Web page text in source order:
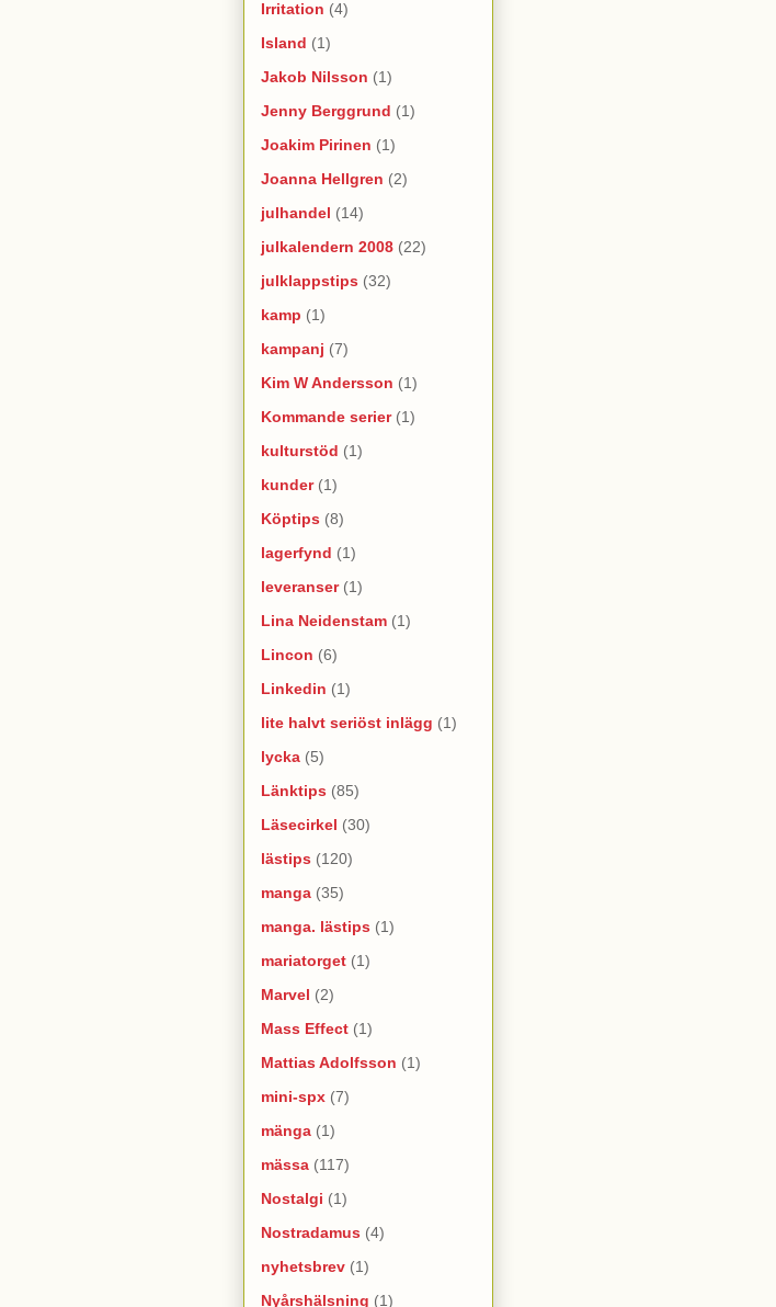
Irritation (4)
Island (1)
Jakob Nilsson (1)
Jenny Berggrund (1)
Joakim Pirinen (1)
Joanna Hellgren (2)
julhandel (14)
julkalendern 2008 (22)
julklappstips (32)
kamp (1)
kampanj (7)
Kim W Andersson (1)
Kommande serier (1)
kulturstöd (1)
kunder (1)
Köptips (8)
lagerfynd (1)
leveranser (1)
Lina Neidenstam (1)
Lincon (6)
Linkedin (1)
lite halvt seriöst inlägg (1)
lycka (5)
Länktips (85)
Läsecirkel (30)
lästips (120)
manga (35)
manga. lästips (1)
mariatorget (1)
Marvel (2)
Mass Effect (1)
Mattias Adolfsson (1)
mini-spx (7)
mänga (1)
mässa (117)
Nostalgi (1)
Nostradamus (4)
nyhetsbrev (1)
Nyårshälsning (1)